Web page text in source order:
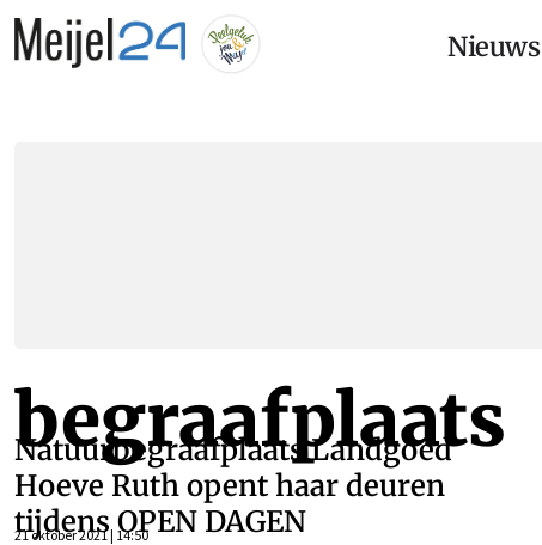
Nieuws
begraafplaats
Natuurbegraafplaats Landgoed
Hoeve Ruth opent haar deuren
tijdens OPEN DAGEN
21 oktober 2021 | 14:50